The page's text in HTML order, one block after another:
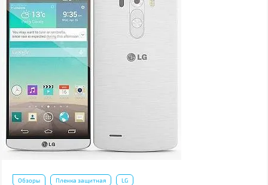
Обзоры Пленка защитная LG